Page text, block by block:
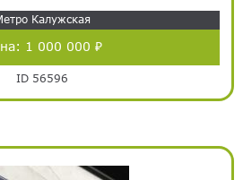
Калужская
1 000 000 ₽
ID 56596